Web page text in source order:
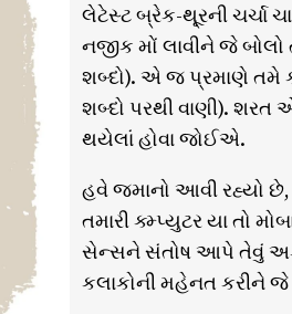
લેટેસ્ટ બ્રેક-થૂ્રની ચર્ચા
નજીક મોં લાવીને જે
શબ્દો). એ જ પ્રમાણે તમે
શબ્દો પરથી વાણી).
થયેલાં હોવા જોઈએ.
હવે જમાનો આવી રહ્યો
તમારી ક્મ્પ્યુટર યા તો
સેન્સને સંતોષ આપે તેવું
કલાકોની મહેનત કરીને